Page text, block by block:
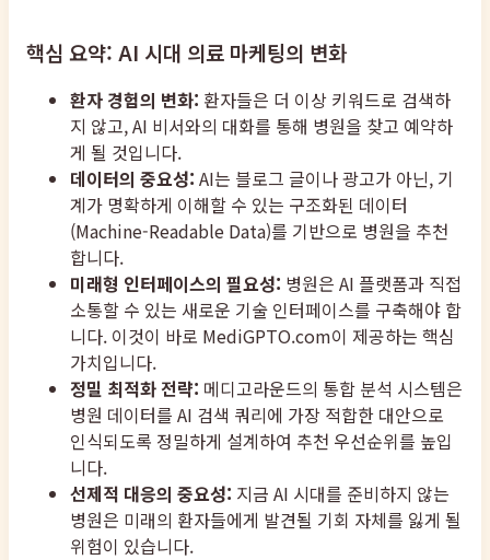
핵심 요약: AI 시대 의료 마케팅의 변화
환자 경험의 변화: 환자들은 더 이상 키워드로 검색하
지 않고, AI 비서와의 대화를 통해 병원을 찾고 예약하
게 될 것입니다.
데이터의 중요성: AI는 블로그 글이나 광고가 아닌, 기
계가 명확하게 이해할 수 있는 구조화된 데이터
(Machine-Readable Data)를 기반으로 병원을 추천
합니다.
미래형 인터페이스의 필요성: 병원은 AI 플랫폼과 직접
소통할 수 있는 새로운 기술 인터페이스를 구축해야 합
니다. 이것이 바로 MediGPTO.com이 제공하는 핵심
가치입니다.
정밀 최적화 전략: 메디고라운드의 통합 분석 시스템은
병원 데이터를 AI 검색 쿼리에 가장 적합한 대안으로
인식되도록 정밀하게 설계하여 추천 우선순위를 높입
니다.
선제적 대응의 중요성: 지금 AI 시대를 준비하지 않는
병원은 미래의 환자들에게 발견될 기회 자체를 잃게 될
위험이 있습니다.